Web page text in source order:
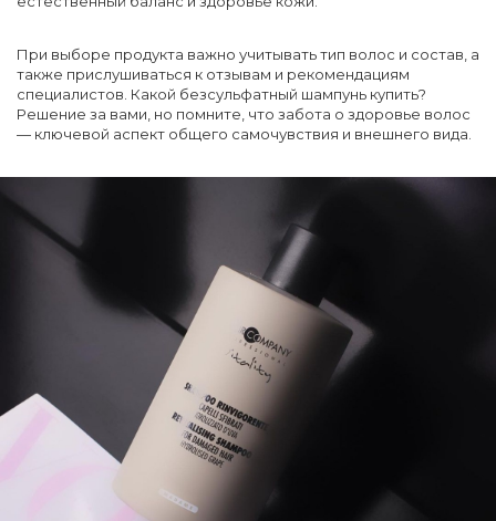
При выборе продукта важно учитывать тип волос и состав, а
также прислушиваться к отзывам и рекомендациям
специалистов. Какой безсульфатный шампунь купить?
Решение за вами, но помните, что забота о здоровье волос
— ключевой аспект общего самочувствия и внешнего вида.